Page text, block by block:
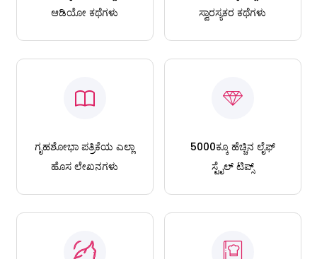
ಆಡಿಯೋ ಕಥೆಗಳು
ಸ್ವಾರಸ್ಯಕರ ಕಥೆಗಳು
ಗೃಹಶೋಭಾ ಪತ್ರಿಕೆಯ ಎಲ್ಲಾ
ಹೊಸ ಲೇಖನಗಳು
5000ಕ್ಕೂ ಹೆಚ್ಚಿನ ಲೈಫ್
ಸ್ಟೈಲ್ ಟಿಪ್ಸ್